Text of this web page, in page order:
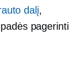
dalį,
pagerinti